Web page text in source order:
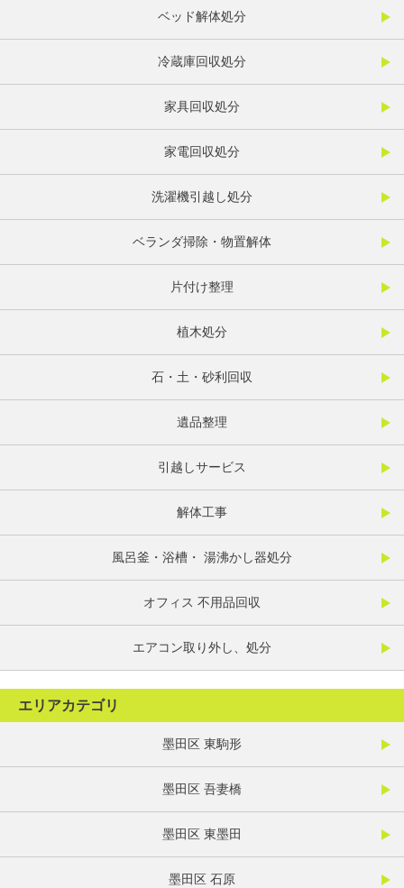
ベッド解体処分
冷蔵庫回収処分
家具回収処分
家電回収処分
洗濯機引越し処分
ベランダ掃除・物置解体
片付け整理
植木処分
石・土・砂利回収
遺品整理
引越しサービス
解体工事
風呂釜・浴槽・ 湯沸かし器処分
オフィス 不用品回収
エアコン取り外し、処分
エリアカテゴリ
墨田区 東駒形
墨田区 吾妻橋
墨田区 東墨田
墨田区 石原